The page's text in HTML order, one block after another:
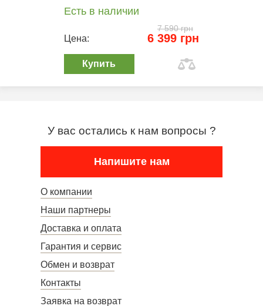
Есть в наличии
7 590 грн
Цена: 6 399 грн
Купить
У вас остались к нам вопросы ?
Напишите нам
О компании
Наши партнеры
Доставка и оплата
Гарантия и сервис
Обмен и возврат
Контакты
Заявка на возврат